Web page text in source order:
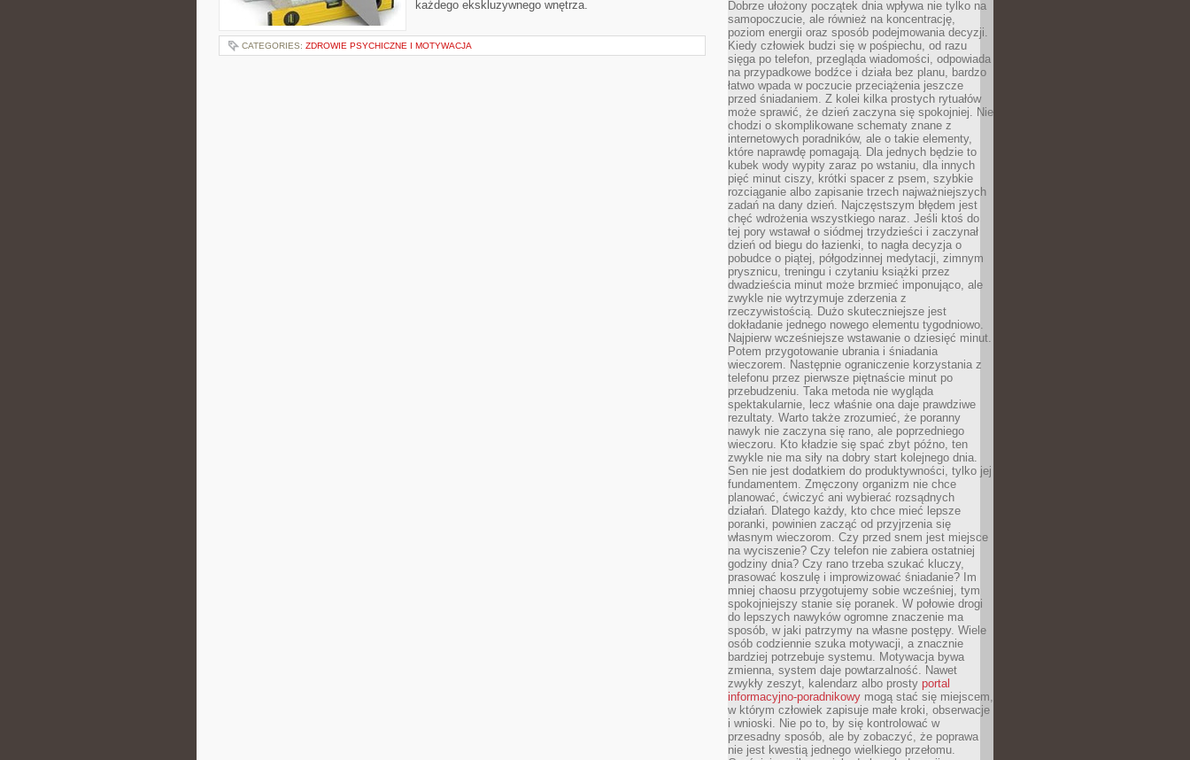
każdego ekskluzywnego wnętrza.
CATEGORIES: ZDROWIE PSYCHICZNE I MOTYWACJA
Dobrze ułożony początek dnia wpływa nie tylko na
samopoczucie, ale również na koncentrację,
poziom energii oraz sposób podejmowania decyzji.
Kiedy człowiek budzi się w pośpiechu, od razu
sięga po telefon, przegląda wiadomości, odpowiada
na przypadkowe bodźce i działa bez planu, bardzo
łatwo wpada w poczucie przeciążenia jeszcze
przed śniadaniem. Z kolei kilka prostych rytuałów
może sprawić, że dzień zaczyna się spokojniej. Nie
chodzi o skomplikowane schematy znane z
internetowych poradników, ale o takie elementy,
które naprawdę pomagają. Dla jednych będzie to
kubek wody wypity zaraz po wstaniu, dla innych
pięć minut ciszy, krótki spacer z psem, szybkie
rozciąganie albo zapisanie trzech najważniejszych
zadań na dany dzień. Najczęstszym błędem jest
chęć wdrożenia wszystkiego naraz. Jeśli ktoś do
tej pory wstawał o siódmej trzydzieści i zaczynał
dzień od biegu do łazienki, to nagła decyzja o
pobudce o piątej, półgodzinnej medytacji, zimnym
prysznicu, treningu i czytaniu książki przez
dwadzieścia minut może brzmieć imponująco, ale
zwykle nie wytrzymuje zderzenia z
rzeczywistością. Dużo skuteczniejsze jest
dokładanie jednego nowego elementu tygodniowo.
Najpierw wcześniejsze wstawanie o dziesięć minut.
Potem przygotowanie ubrania i śniadania
wieczorem. Następnie ograniczenie korzystania z
telefonu przez pierwsze piętnaście minut po
przebudzeniu. Taka metoda nie wygląda
spektakularnie, lecz właśnie ona daje prawdziwe
rezultaty. Warto także zrozumieć, że poranny
nawyk nie zaczyna się rano, ale poprzedniego
wieczoru. Kto kładzie się spać zbyt późno, ten
zwykle nie ma siły na dobry start kolejnego dnia.
Sen nie jest dodatkiem do produktywności, tylko jej
fundamentem. Zmęczony organizm nie chce
planować, ćwiczyć ani wybierać rozsądnych
działań. Dlatego każdy, kto chce mieć lepsze
poranki, powinien zacząć od przyjrzenia się
własnym wieczorom. Czy przed snem jest miejsce
na wyciszenie? Czy telefon nie zabiera ostatniej
godziny dnia? Czy rano trzeba szukać kluczy,
prasować koszulę i improwizować śniadanie? Im
mniej chaosu przygotujemy sobie wcześniej, tym
spokojniejszy stanie się poranek. W połowie drogi
do lepszych nawyków ogromne znaczenie ma
sposób, w jaki patrzymy na własne postępy. Wiele
osób codziennie szuka motywacji, a znacznie
bardziej potrzebuje systemu. Motywacja bywa
zmienna, system daje powtarzalność. Nawet
zwykły zeszyt, kalendarz albo prosty portal
informacyjno-poradnikowy mogą stać się miejscem,
w którym człowiek zapisuje małe kroki, obserwacje
i wnioski. Nie po to, by się kontrolować w
przesadny sposób, ale by zobaczyć, że poprawa
nie jest kwestią jednego wielkiego przełomu.